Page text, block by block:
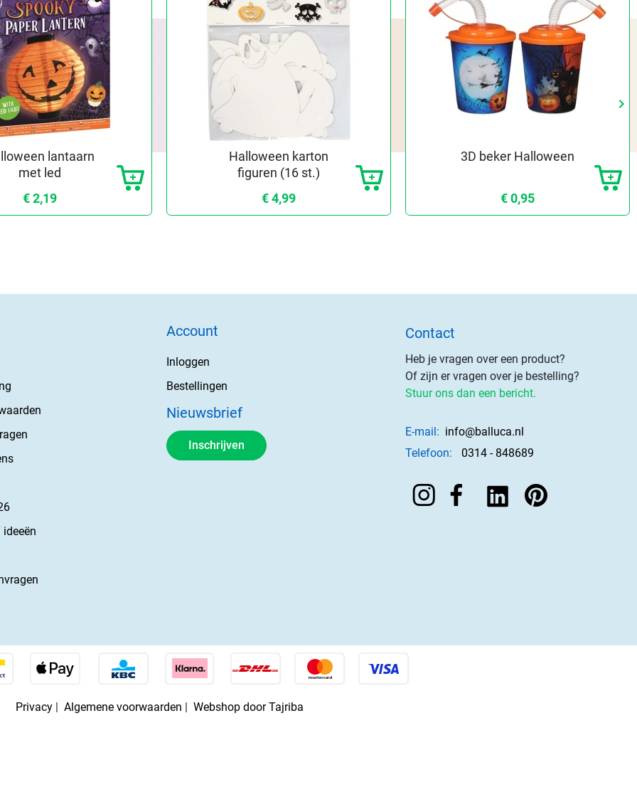
keyboard_arrow_right
lantaarn
met led
€ 2,19
Halloween karton
figuren (16 st.)
€ 4,99
3D beker Halloween
€ 0,95
ideeën
Account
Inloggen
Bestellingen
Nieuwsbrief
Inschrijven
Contact
Heb je vragen over een product?
Of zijn er vragen over je bestelling?
Stuur ons dan een bericht.
E-mail: info@balluca.nl
Telefoon:
0314 - 848689
Privacy| Algemene voorwaarden | Webshop door Tajriba